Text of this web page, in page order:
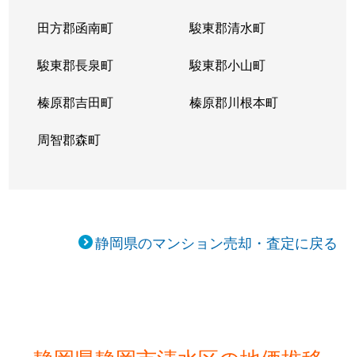
田方郡函南町 駿東郡清水町
駿東郡長泉町 駿東郡小山町
榛原郡吉田町 榛原郡川根本町
周智郡森町
静岡県のマンション売却・査定に戻る